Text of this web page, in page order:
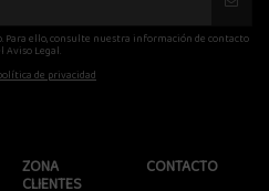
Para ello, consulte nuestra información de contacto
Aviso Legal.
de privacidad
ZONA
CLIENTES
CONTACTO